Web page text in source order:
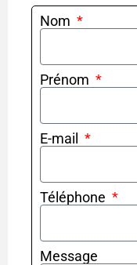
Nom
Prénom
E-mail
Téléphone
Message